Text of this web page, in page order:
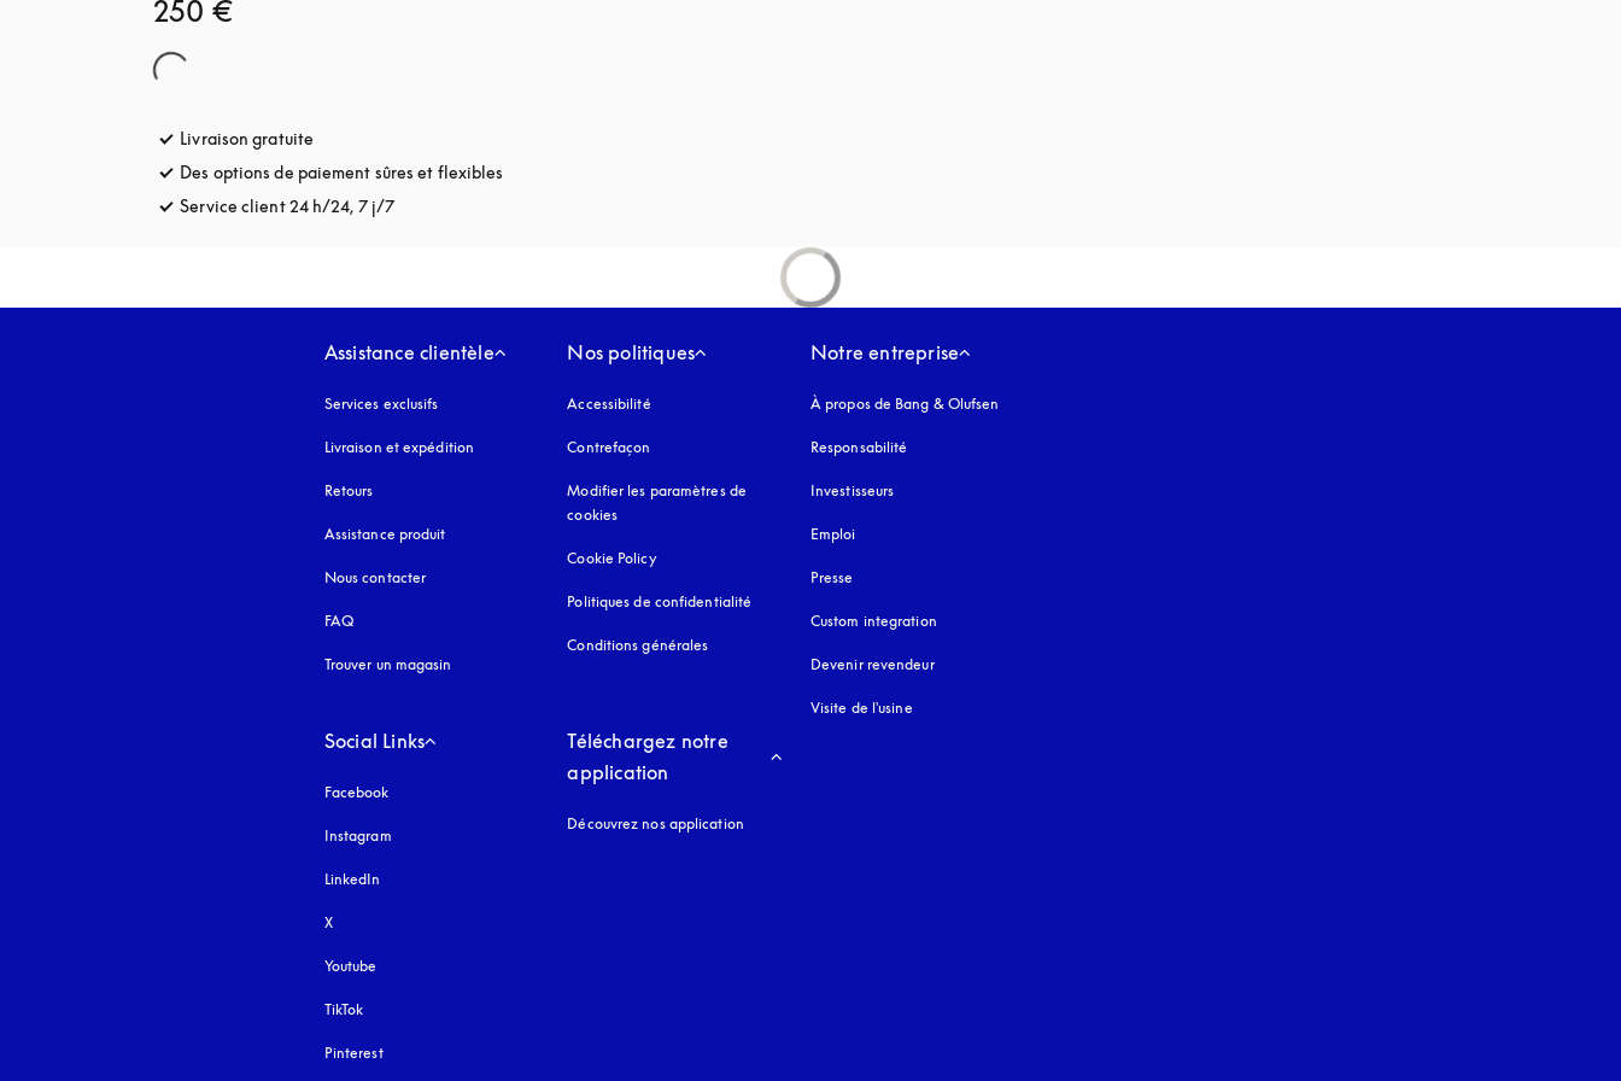
250 €
Livraison gratuite
Des options de paiement sûres et flexibles
Service client 24 h/24, 7 j/7
Assistance clientèle
Services exclusifs
Livraison et expédition
Retours
Assistance produit
Nous contacter
FAQ
Trouver un magasin
Nos politiques
Accessibilité s’ouvre dans un nouvel onglet
Contrefaçon s’ouvre dans un nouvel onglet
Modifier les paramètres de
cookies
Cookie Policys’ouvre dans un nouvel onglet
Politiques de confidentialité
Conditions générales
Notre entreprise
À propos de Bang & Olufsen
Responsabilité
Investisseurs
Emploi
Presse
Custom integration
Devenir revendeur
Visite de l'usine
Social Links
Facebook
Instagram
LinkedIn
X
Youtube
TikTok
Pinterest
Téléchargez notre
application
Découvrez nos application